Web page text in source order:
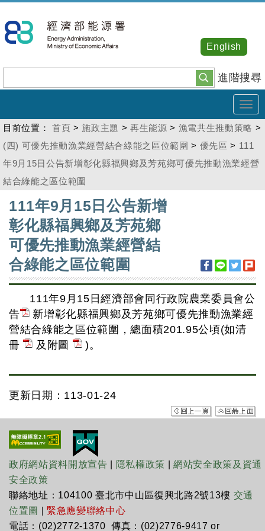
到
主
內
容
進階搜尋
English
目前位置： 首頁 >施政主題 >再生能源 > 漁電共生推動策略 >
(四) 可優先推動漁業經營結合綠能之區位範圍 > 優先區 > 111
年9月15日公告新增彰化縣福興鄉及芳苑鄉可優先推動漁業經營
結合綠能之區位範圍
111年9月15日公告新增
彰化縣福興鄉及芳苑鄉
可優先推動漁業經營結
合綠能之區位範圍
111年9月15日經濟部會同行政院農業委員會公
告
新增彰化縣福興鄉及芳苑鄉可優先推動漁業經
營結合綠能之區位範圍，總面積201.95公頃(如清
冊
及附圖 )。
更新日期：113-01-24
政府網站資料開放宣告 隱私權政策 |網站安全政策及資通
安全政策
聯絡地址：104100 臺北市中山區復興北路2號13樓 交通
位置圖
緊急應變聯絡中心
電話：(02)2772-1370 傳真：(02)2776-9417 or